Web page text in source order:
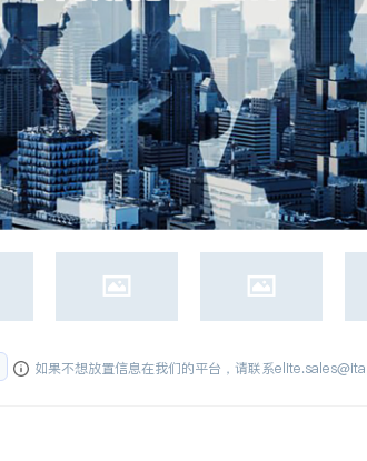
如果不想放置信息在我们的平台，请联系